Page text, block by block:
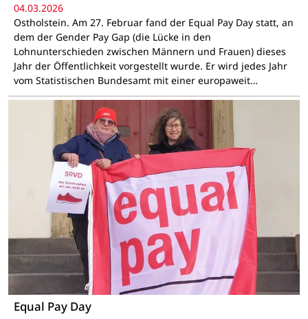
04.03.2026
Ostholstein. Am 27. Februar fand der Equal Pay Day statt, an
dem der Gender Pay Gap (die Lücke in den
Lohnunterschieden zwischen Männern und Frauen) dieses
Jahr der Öffentlichkeit vorgestellt wurde. Er wird jedes Jahr
vom Statistischen Bundesamt mit einer europaweit…
Equal Pay Day